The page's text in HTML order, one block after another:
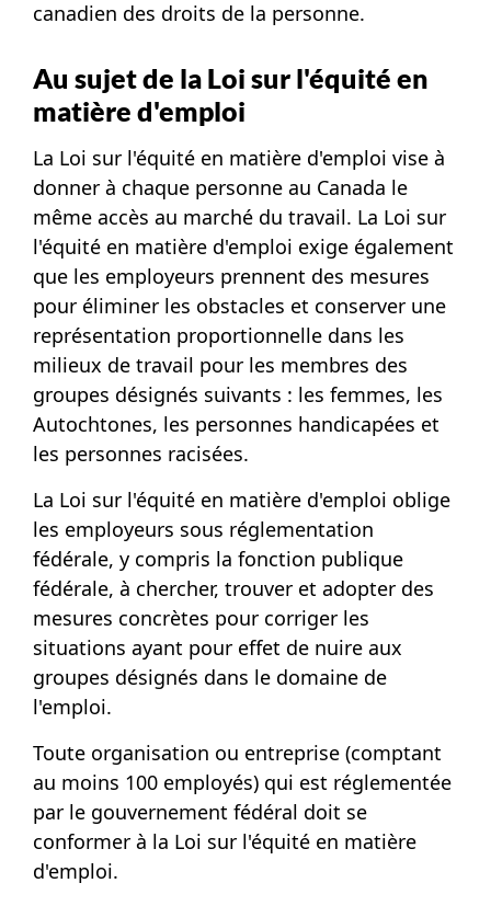
canadien des droits de la personne.
Au sujet de la Loi sur l'équité en
matière d'emploi
La Loi sur l'équité en matière d'emploi vise à
donner à chaque personne au Canada le
même accès au marché du travail. La Loi sur
l'équité en matière d'emploi exige également
que les employeurs prennent des mesures
pour éliminer les obstacles et conserver une
représentation proportionnelle dans les
milieux de travail pour les membres des
groupes désignés suivants : les femmes, les
Autochtones, les personnes handicapées et
les personnes racisées.
La Loi sur l'équité en matière d'emploi oblige
les employeurs sous réglementation
fédérale, y compris la fonction publique
fédérale, à chercher, trouver et adopter des
mesures concrètes pour corriger les
situations ayant pour effet de nuire aux
groupes désignés dans le domaine de
l'emploi.
Toute organisation ou entreprise (comptant
au moins 100 employés) qui est réglementée
par le gouvernement fédéral doit se
conformer à la Loi sur l'équité en matière
d'emploi.